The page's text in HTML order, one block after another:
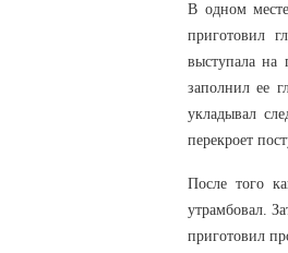
В одном
приготовил
выступала на
заполнил ее
укладывал
перекроет
После того
утрамбовал.
приготовил